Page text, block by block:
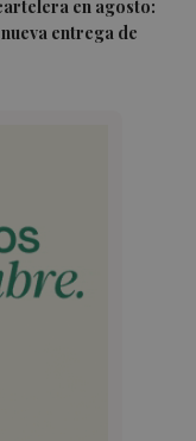
en agosto:
entrega de